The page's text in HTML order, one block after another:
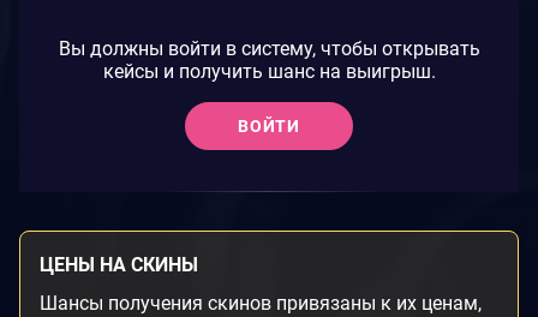
Вы должны войти в систему, чтобы открывать
кейсы и получить шанс на выигрыш.
ВОЙТИ
ЦЕНЫ НА СКИНЫ
Шансы получения скинов привязаны к их ценам,